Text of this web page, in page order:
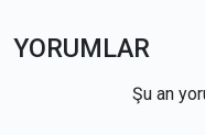
YORUMLAR
Şu an